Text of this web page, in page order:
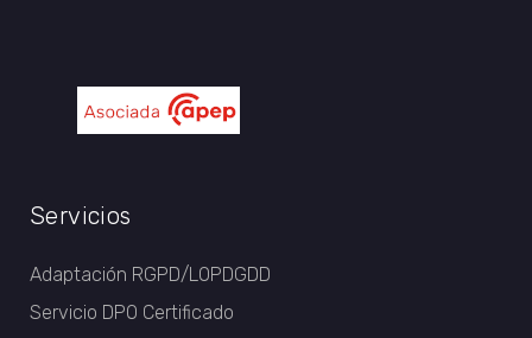
Servicios
Adaptación RGPD/LOPDGDD
Servicio DPO Certificado